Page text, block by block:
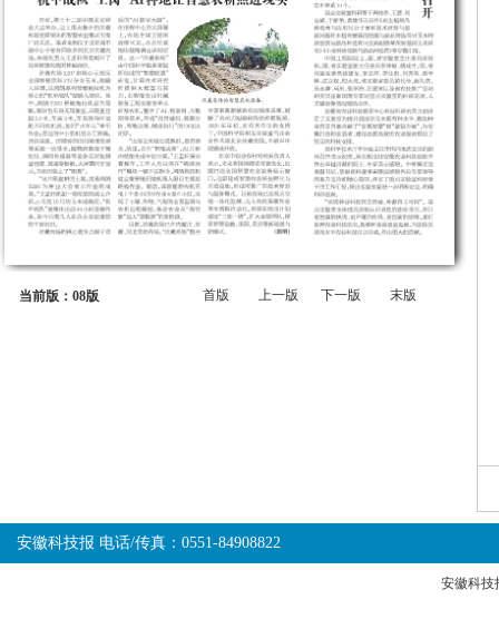
当前版：08版 首版 上一版 下一版 末版
安徽科技报 电话/传真：0551-84908822
安徽科技